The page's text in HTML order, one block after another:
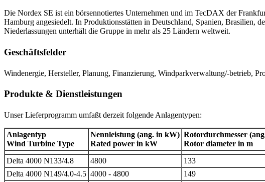
Die Nordex SE ist ein börsennotiertes Unternehmen und im TecDAX der
Hamburg angesiedelt. In Produktionsstätten in Deutschland, Spanien, Brasilien,
Niederlassungen unterhält die Gruppe in mehr als 25 Ländern weltweit.
Geschäftsfelder
Windenergie, Hersteller, Planung, Finanzierung, Windparkverwaltung/-betrieb,
Produkte & Dienstleistungen
Unser Lieferprogramm umfaßt derzeit folgende Anlagentypen:
Anlagentyp
Wind Turbine Type
Nennleistung (ang. in kW)
Rated power in kW
Rotordurchmesser
Rotor diameter in m
Delta 4000 N133/4.8
4800
133
Delta 4000 N149/4.0-4.5 4000 - 4800
149